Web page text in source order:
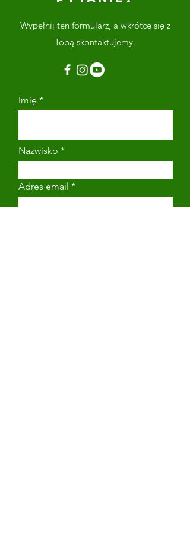
Wypełnij ten formularz, a wkrótce się z
Tobą skontaktujemy.
Imię
Nazwisko
Adres email